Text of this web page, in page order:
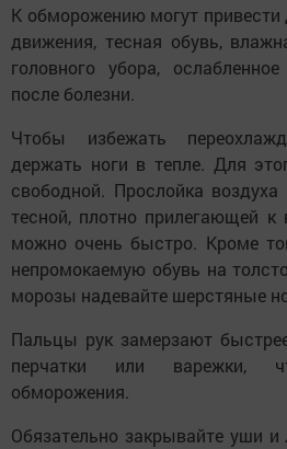
К обморожению могут привести
движения, тесная обувь,
головного убора,
после болезни.
Чтобы избежать
держать ноги в тепле. Для
свободной. Прослойка
тесной, плотно прилегающей к
можно очень быстро. Кроме
непромокаемую обувь на
морозы надевайте шерстяные
Пальцы рук замерзают
перчатки или варежки,
обморожения.
Обязательно закрывайте уши и